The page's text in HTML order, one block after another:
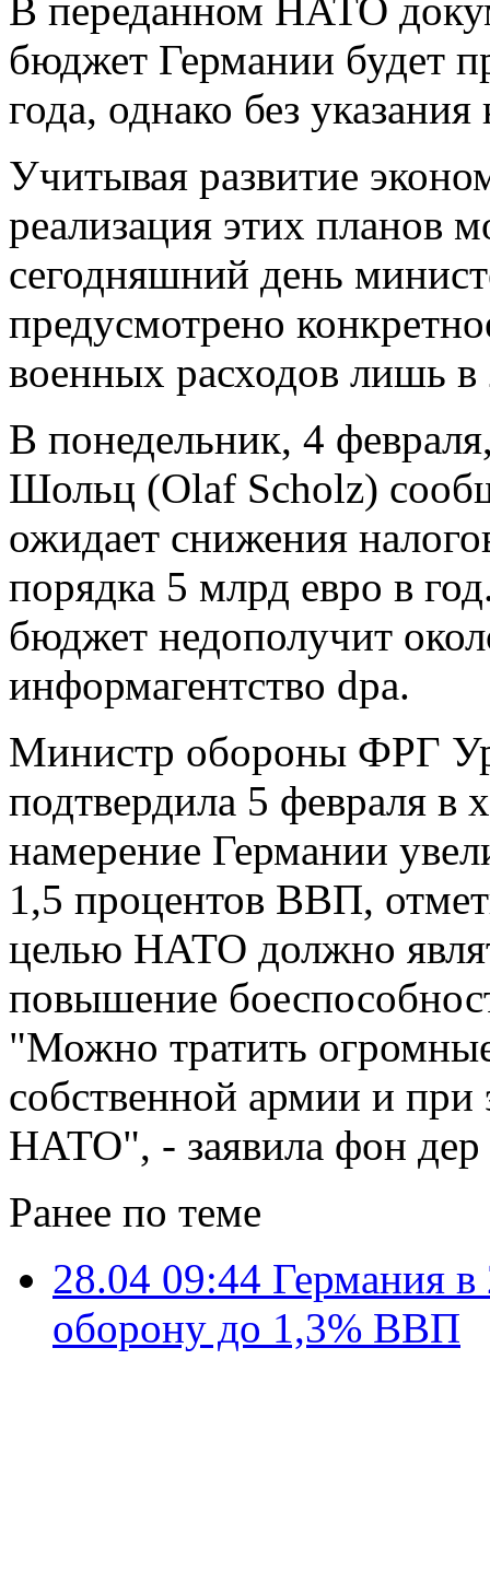
В переданном НАТО
бюджет Германии будет
года, однако без
Учитывая развитие
реализация этих планов
сегодняшний день
предусмотрено
военных расходов лишь в
В понедельник, 4
Шольц (Olaf Scholz)
ожидает снижения
порядка 5 млрд евро в
бюджет недополучит
информагентство dpa.
Министр обороны ФРГ
подтвердила 5 февраля в
намерение Германии
1,5 процентов ВВП,
целью НАТО должно
повышение
"Можно тратить
собственной армии и при
НАТО", - заявила фон
Ранее по теме
28.04 09:44 Германия
оборону до 1,3% ВВП